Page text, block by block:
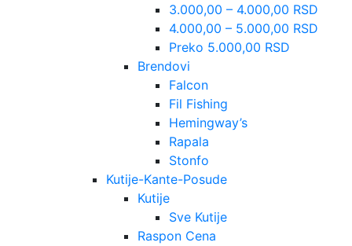
3.000,00 – 4.000,00 RSD
4.000,00 – 5.000,00 RSD
Preko 5.000,00 RSD
Brendovi
Falcon
Fil Fishing
Hemingway’s
Rapala
Stonfo
Kutije-Kante-Posude
Kutije
Sve Kutije
Raspon Cena